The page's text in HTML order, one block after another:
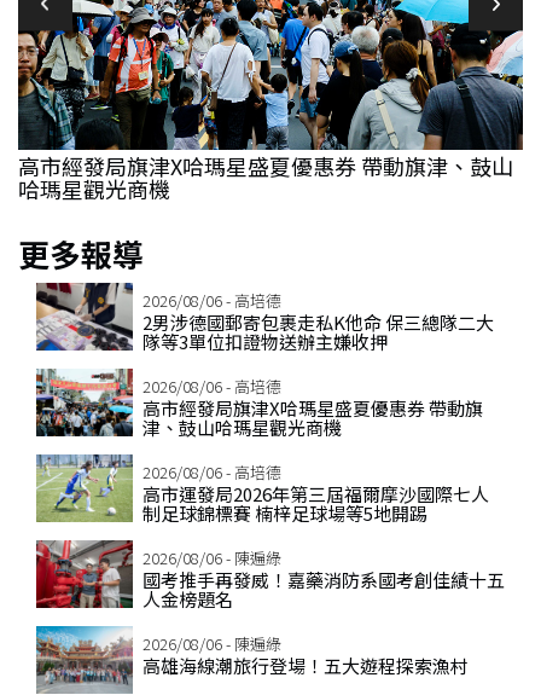
高市經發局旗津X哈瑪星盛夏優惠券 帶動旗津、鼓山
哈瑪星觀光商機
更多報導
2026/08/06 - 高培德
2男涉德國郵寄包裹走私K他命 保三總隊二大
隊等3單位扣證物送辦主嫌收押
2026/08/06 - 高培德
高市經發局旗津X哈瑪星盛夏優惠券 帶動旗
津、鼓山哈瑪星觀光商機
2026/08/06 - 高培德
高市運發局2026年第三屆福爾摩沙國際七人
制足球錦標賽 楠梓足球場等5地開踢
2026/08/06 - 陳遍綠
國考推手再發威！嘉藥消防系國考創佳績十五
人金榜題名
2026/08/06 - 陳遍綠
高雄海線潮旅行登場！五大遊程探索漁村